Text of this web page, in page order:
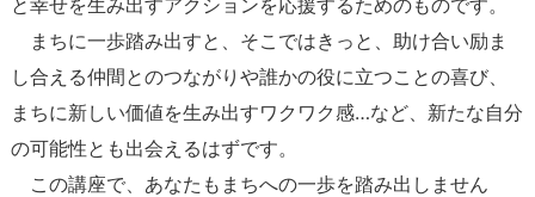
と幸せを生み出すアクションを応援するためのものです。
まちに一歩踏み出すと、そこではきっと、助け合い励ま
し合える仲間とのつながりや誰かの役に立つことの喜び、
まちに新しい価値を生み出すワクワク感…など、新たな自分
の可能性とも出会えるはずです。
この講座で、あなたもまちへの一歩を踏み出しません